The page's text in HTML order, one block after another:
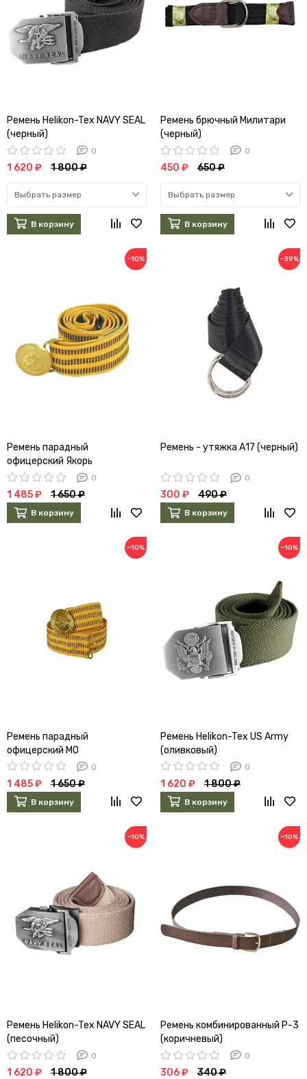
Ремень Helikon-Tex NAVY SEAL
(черный)
0
1 620 ₽ 1 800 ₽
Выбрать размер
В корзину
Ремень брючный Милитари
(черный)
0
450 ₽ 650 ₽
Выбрать размер
В корзину
−10%
Ремень парадный
офицерский Якорь
0
1 485 ₽ 1 650 ₽
В корзину
−39%
Ремень - утяжка А17 (черный)
0
300 ₽ 490 ₽
В корзину
−10%
Ремень парадный
офицерский МО
0
1 485 ₽ 1 650 ₽
В корзину
−10%
Ремень Helikon-Tex US Army
(оливковый)
0
1 620 ₽ 1 800 ₽
В корзину
−10%
Ремень Helikon-Tex NAVY SEAL
(песочный)
0
1 620 ₽ 1 800 ₽
−10%
Ремень комбинированный Р-3
(коричневый)
0
306 ₽ 340 ₽